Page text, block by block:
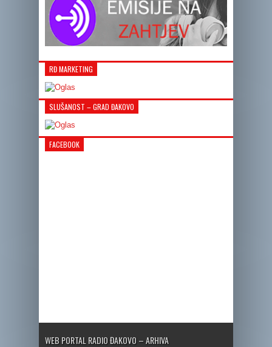
RĐ MARKETING
SLUŠANOST – GRAD ĐAKOVO
FACEBOOK
WEB PORTAL RADIO ĐAKOVO – ARHIVA